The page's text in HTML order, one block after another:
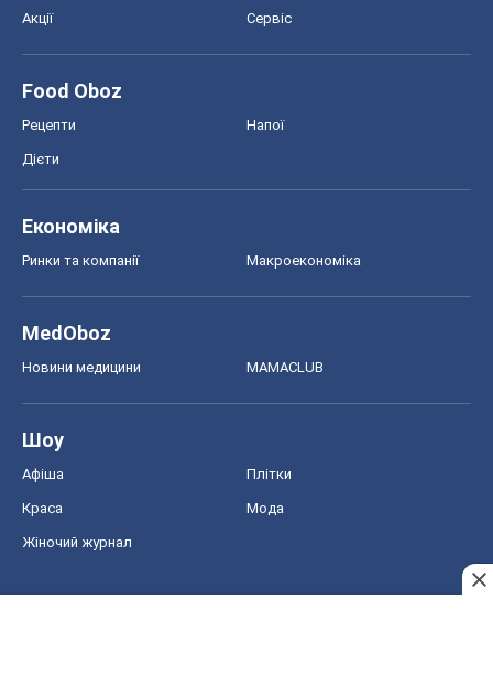
Акції Сервіс
Food Oboz
Рецепти Напої
Дієти
Економіка
Ринки та компанії Макроекономіка
MedOboz
Новини медицини MAMACLUB
Шоу
Афіша Плітки
Краса Мода
Жіночий журнал